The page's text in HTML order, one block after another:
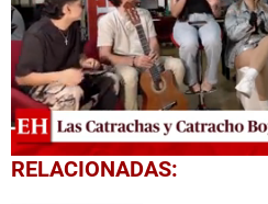
0
seconds
RELACIONADAS: